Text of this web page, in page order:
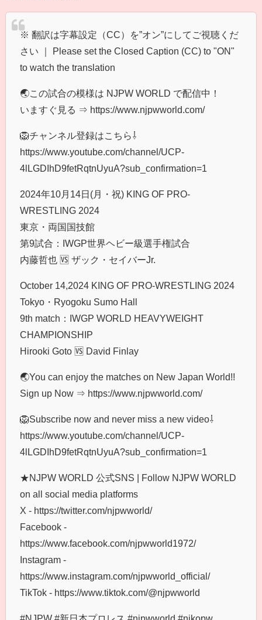
※ 翻訳は字幕設定（CC）を”オン”にしてご視聴くだ
さい ｜ Please set the Closed Caption (CC) to "ON"
to watch the translation
🌏この試合の模様は NJPW WORLD で配信中​​！
いますぐ見る ⇒ https://www.njpwworld.com/
🦁チャンネル登録はこちら⇩
https://www.youtube.com/channel/UCP-
4lLGDIhD9fetRqtnUyuA?sub_confirmation=1
2024年10月14日(月・祝) KING OF PRO-
WRESTLING 2024
東京・両国国技館
第9試合：IWGP世界ヘビー級選手権試合
内藤哲也 🆚 ザック・セイバーJr.
October 14,2024 KING OF PRO-WRESTLING 2024
Tokyo・Ryogoku Sumo Hall
9th match：IWGP WORLD HEAVYWEIGHT
CHAMPIONSHIP
Hirooki Goto 🆚 David Finlay
🌏You can enjoy the matches on New Japan World!!
Sign up Now ⇒ https://www.njpwworld.com/
🦁Subscribe now and never miss a new video⇩
https://www.youtube.com/channel/UCP-
4lLGDIhD9fetRqtnUyuA?sub_confirmation=1
★NJPW WORLD 公式SNS | Follow NJPW WORLD
on all social media platforms
X - https://twitter.com/njpwworld/
Facebook -
https://www.facebook.com/njpwworld1972/
Instagram -
https://www.instagram.com/njpwworld_official/
TikTok - https://www.tiktok.com/@njpwworld
#NJPW #新日本プロレス #njpwworld #njkopw